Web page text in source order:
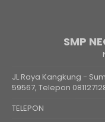
SMP
JL Raya Kangkung -
59567, Telepon
TELEPON